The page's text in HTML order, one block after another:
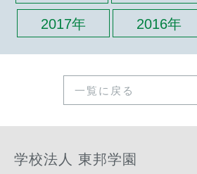
2017年 2016年
一覧に戻る
学校法人 東邦学園